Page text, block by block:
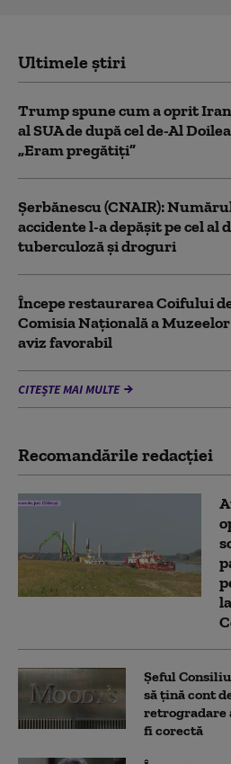
Ultimele știri
Trump spune cum a oprit
al SUA de după cel de-Al
„Eram pregătiți”
Şerbănescu (CNAIR):
accidente l-a depăşit pe cel al
tuberculoză şi droguri
Începe restaurarea Coifului
Comisia Naţională a
aviz favorabil
CITEȘTE MAI MULTE
Recomandările redacţiei
Șeful
să țină cont
retrogradare
fi corectă